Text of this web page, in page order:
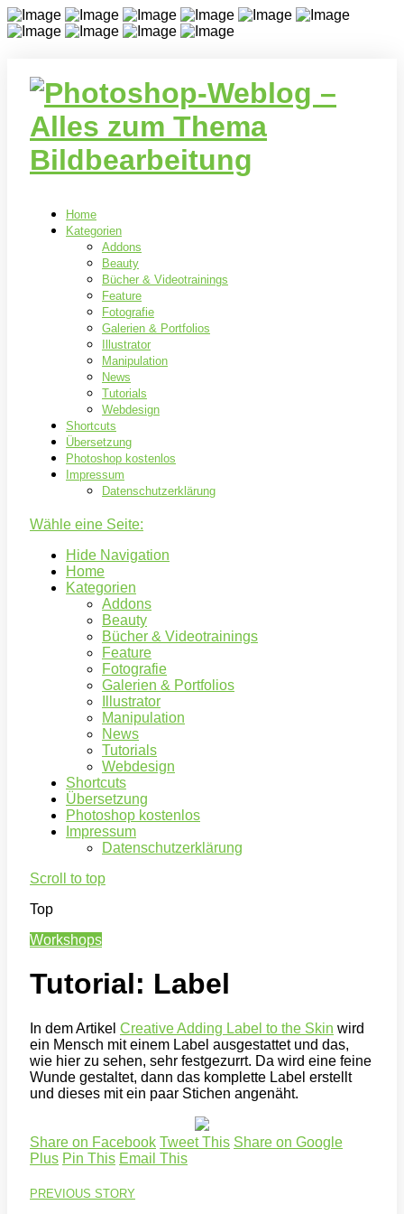
Home
Kategorien
Addons
Beauty
Bücher & Videotrainings
Feature
Fotografie
Galerien & Portfolios
Illustrator
Manipulation
News
Tutorials
Webdesign
Shortcuts
Übersetzung
Photoshop kostenlos
Impressum
Datenschutzerklärung
Wähle eine Seite:
Hide Navigation
Home
Kategorien
Addons
Beauty
Bücher & Videotrainings
Feature
Fotografie
Galerien & Portfolios
Illustrator
Manipulation
News
Tutorials
Webdesign
Shortcuts
Übersetzung
Photoshop kostenlos
Impressum
Datenschutzerklärung
Scroll to top
Top
Workshops
Tutorial: Label
In dem Artikel Creative Adding Label to the Skin wird
ein Mensch mit einem Label ausgestattet und das,
wie hier zu sehen, sehr festgezurrt. Da wird eine feine
Wunde gestaltet, dann das komplette Label erstellt
und dieses mit ein paar Stichen angenäht.
Share on Facebook Tweet This Share on Google
Plus Pin This Email This
PREVIOUS STORY